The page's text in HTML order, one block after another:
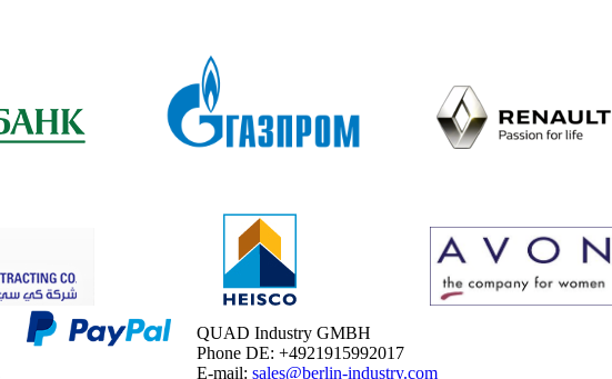
QUAD Industry GMBH
Phone DE: +4921915992017
E-mail: sales@berlin-industry.com